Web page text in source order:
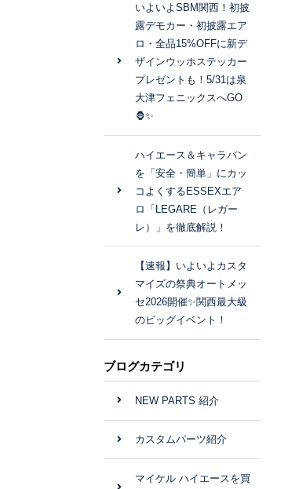
いよいよSBM関西！初披
露デモカー・初披露エア
ロ・全品15%OFFに新デ
ザインウッホステッカー
プレゼントも！5/31は泉
大津フェニックスへGO
🦍✨
ハイエース＆キャラバン
を「安全・簡単」にカッ
コよくするESSEXエア
ロ「LEGARE（レガー
レ）」を徹底解説！
【速報】いよいよカスタ
マイズの祭典オートメッ
セ2026開催✨関西最大級
のビッグイベント！
ブログカテゴリ
NEW PARTS 紹介
カスタムパーツ紹介
マイケル ハイエースを買